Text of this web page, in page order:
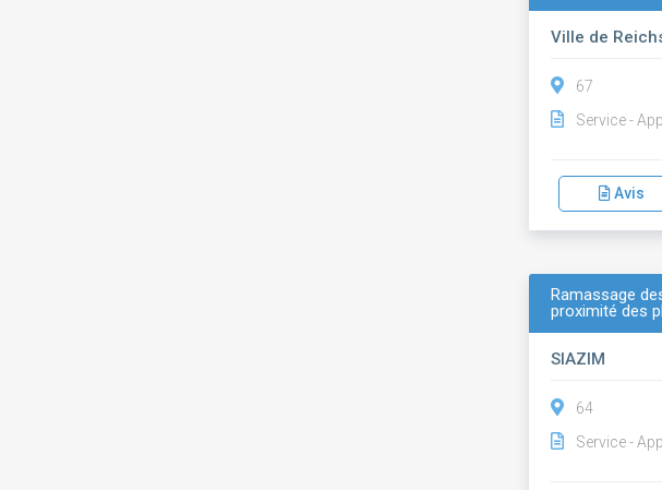
Ville de
67
Service -
Avis
Ramassage
proximité des
SIAZIM
64
Service -